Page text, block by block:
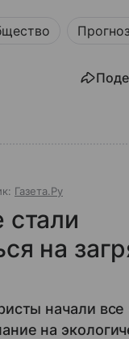
Газета.Ру
стали
на
начали
на